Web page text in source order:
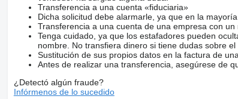
Transferencia a una cuenta «fiduciaria»
Dicha solicitud debe alarmarle, ya que en la
Transferencia a una cuenta de una empresa con un
Tenga cuidado, ya que los estafadores pueden
nombre. No transfiera dinero si tiene dudas sobre el
Sustitución de sus propios datos en la factura de
Antes de realizar una transferencia, asegúrese de
¿Detectó algún fraude?
Infórmenos de lo sucedido